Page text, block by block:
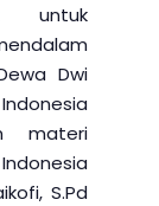
untuk
Dwi
materi
S.Pd